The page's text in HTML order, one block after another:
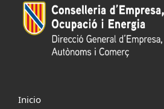
Inicio